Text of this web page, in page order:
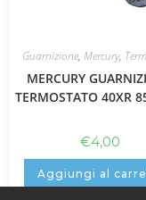
Guarnizione, Mercury,
MERCURY
TERMOSTATO 40XR
€4,00
Aggiungi al